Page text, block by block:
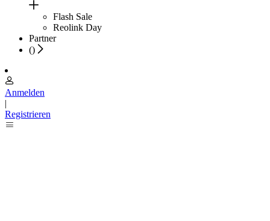
Flash Sale
Reolink Day
Partner
()
Anmelden
|
Registrieren